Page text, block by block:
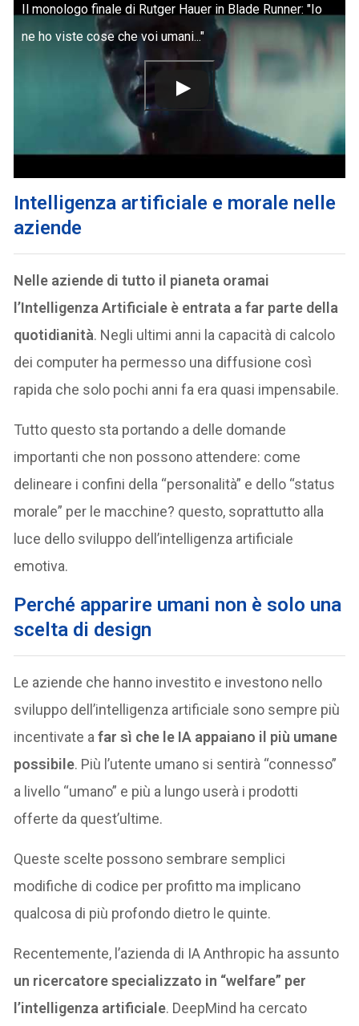
Il monologo finale di Rutger Hauer in Blade Runner: "Io
ne ho viste cose che voi umani..."
Intelligenza artificiale e morale nelle
aziende
Nelle aziende di tutto il pianeta oramai
l’Intelligenza Artificiale è entrata a far parte della
quotidianità. Negli ultimi anni la capacità di calcolo
dei computer ha permesso una diffusione così
rapida che solo pochi anni fa era quasi impensabile.
Tutto questo sta portando a delle domande
importanti che non possono attendere: come
delineare i confini della “personalità” e dello “status
morale” per le macchine? questo, soprattutto alla
luce dello sviluppo dell’intelligenza artificiale
emotiva.
Perché apparire umani non è solo una
scelta di design
Le aziende che hanno investito e investono nello
sviluppo dell’intelligenza artificiale sono sempre più
incentivate afar sì che le IA appaiano il più umane
possibile. Più l’utente umano si sentirà “connesso”
a livello “umano” e più a lungo userà i prodotti
offerte da quest’ultime.
Queste scelte possono sembrare semplici
modifiche di codice per profitto ma implicano
qualcosa di più profondo dietro le quinte.
Recentemente, l’azienda di IA Anthropic ha assunto
un ricercatore specializzato in “welfare” per
l’intelligenza artificiale. DeepMind ha cercato